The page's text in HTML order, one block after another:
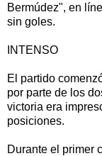
Bermúdez", en
sin goles.
INTENSO
El partido
por parte de los
victoria era
posiciones.
Durante el primer